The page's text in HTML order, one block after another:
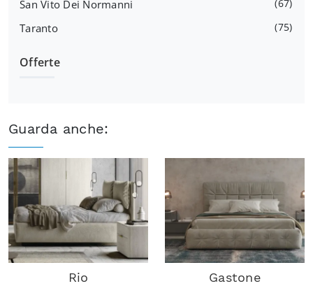
San Vito Dei Normanni 67
Taranto 75
Offerte
Guarda anche:
Rio Gastone